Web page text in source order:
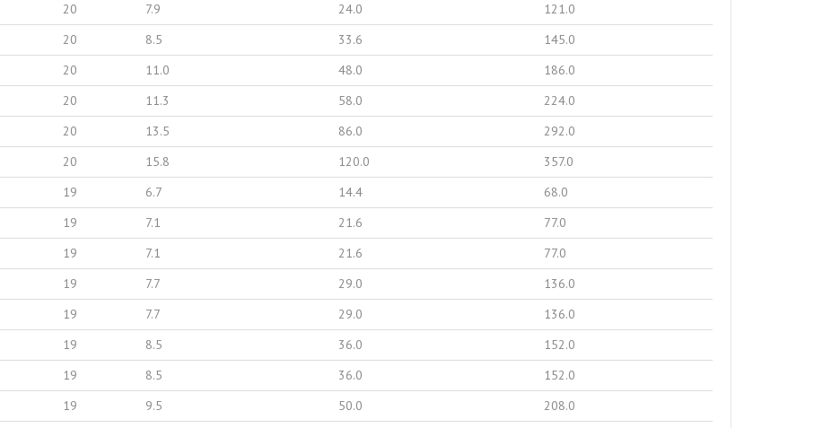
20 7.9 24.0
121.0
20 8.5 33.6
145.0
20 11.0 48.0
186.0
20 11.3 58.0
224.0
20 13.5 86.0
292.0
20 15.8 120.0
357.0
19 6.7 14.4
68.0
19 7.1 21.6
77.0
19 7.1 21.6
77.0
19 7.7 29.0
136.0
19 7.7 29.0
136.0
19 8.5 36.0
152.0
19 8.5 36.0
152.0
19 9.5 50.0
208.0